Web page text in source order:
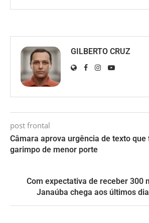
GILBERTO CRUZ
post frontal
Câmara aprova urgência de texto que
garimpo de menor porte
Com expectativa de receber 300
Janaúba chega aos últimos